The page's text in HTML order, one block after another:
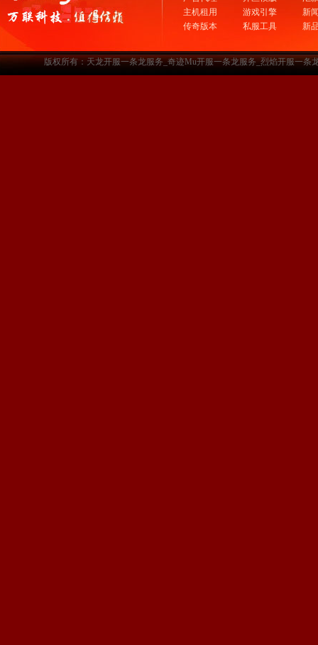
主机租用
传奇版本
游戏引擎
私服工具
新
新
版权所有：天龙开服一条龙服务_奇迹Mu开服一条龙服务_烈焰开服一条